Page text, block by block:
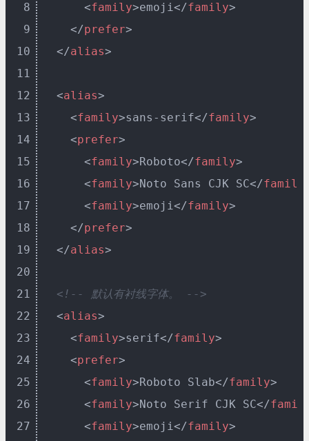
8
9
10
11
12
13
14
15
16
17
18
19
20
21
22
23
24
25
26
27
<family>emoji</family>
</prefer>
</alias>
<alias>
<family>sans-serif</family>
<prefer>
<family>Roboto</family>
<family>Noto Sans CJK SC</family
<family>emoji</family>
</prefer>
</alias>
<!-- 默认有衬线字体。 -->
<alias>
<family>serif</family>
<prefer>
<family>Roboto Slab</family>
<family>Noto Serif CJK SC</
<family>emoji</family>